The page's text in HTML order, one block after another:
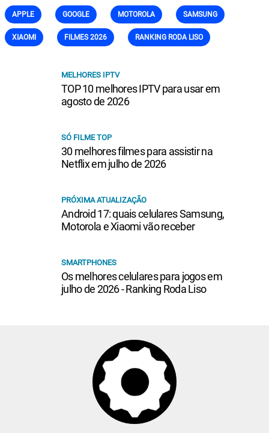
APPLE GOOGLE MOTOROLA SAMSUNG
XIAOMI FILMES 2026 RANKING RODA LISO
MELHORES IPTV
TOP 10 melhores IPTV para usar em
agosto de 2026
SÓ FILME TOP
30 melhores filmes para assistir na
Netflix em julho de 2026
PRÓXIMA ATUALIZAÇÃO
Android 17: quais celulares Samsung,
Motorola e Xiaomi vão receber
SMARTPHONES
Os melhores celulares para jogos em
julho de 2026 - Ranking Roda Liso